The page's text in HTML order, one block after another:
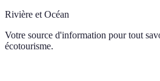
Rivière et Océan
Votre source d'information pour tout
écotourisme.